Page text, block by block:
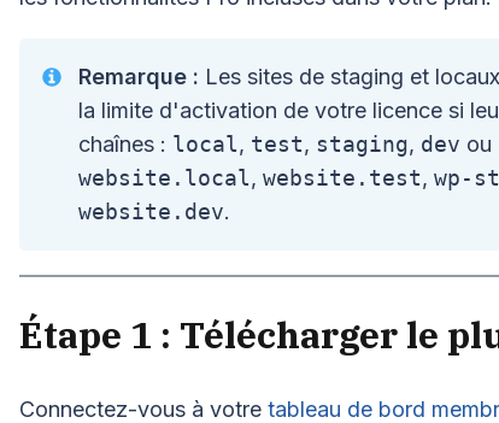
Remarque : Les sites de staging et
la limite d'activation de votre licence si
chaînes : local, test, staging, dev ou
website.local,website.test,wp-
website.dev.
Étape 1 : Télécharger le
Connectez-vous à votre tableau de bord